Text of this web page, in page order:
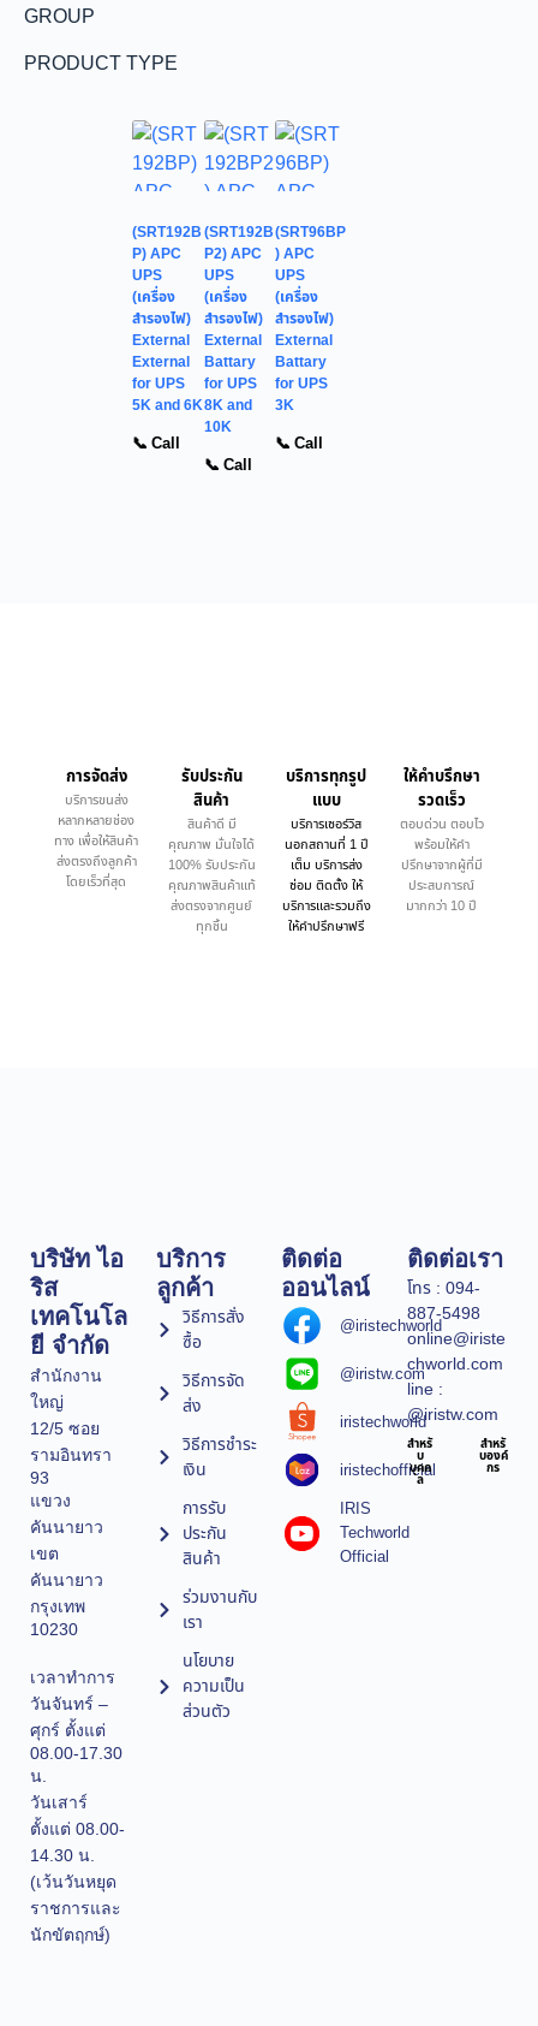
GROUP
PRODUCT TYPE
(SRT192B
P) APC
UPS
(เครื่อง
สำรองไฟ)
External
External
for UPS
5K and 6K
📞 Call
(SRT192B
P2) APC
UPS
(เครื่อง
สำรองไฟ)
External
Battary
for UPS
8K and
10K
📞 Call
(SRT96BP
) APC
UPS
(เครื่อง
สำรองไฟ)
External
Battary
for UPS
3K
📞 Call
การจัดส่ง
บริการขนส่ง
หลากหลายช่อง
ทาง เพื่อให้สินค้า
ส่งตรงถึงลูกค้า
โดยเร็วที่สุด
รับประกัน
สินค้า
สินค้าดี มี
คุณภาพ มั่นใจได้
100% รับประกัน
คุณภาพสินค้าแท้
ส่งตรงจากศูนย์
ทุกชิ้น
บริการทุกรูป
แบบ
บริการเซอร์วิส
นอกสถานที่ 1 ปี
เต็ม บริการส่ง
ซ่อม ติดตั้ง ให้
บริการและรวมถึง
ให้คำปรึกษาฟรี
ให้คำบรึกษา
รวดเร็ว
ตอบด่วน ตอบไว
พร้อมให้คำ
ปรึกษาจากผู้ที่มี
ประสบการณ์
มากกว่า 10 ปี
บริษัท ไอ
ริส
เทคโนโล
ยี จำกัด
สำนักงาน
ใหญ่
12/5 ซอย
รามอินทรา
93
แขวง
คันนายาว
เขต
คันนายาว
กรุงเทพ
10230
เวลาทำการ
วันจันทร์ –
ศุกร์ ตั้งแต่
08.00-17.30
น.
วันเสาร์
ตั้งแต่ 08.00-
14.30 น.
(เว้นวันหยุด
ราชการและ
นักขัตฤกษ์)
บริการ
ลูกค้า
วิธีการสั่ง
ซื้อ
วิธีการจัด
ส่ง
วิธีการชำระ
เงิน
การรับ
ประกัน
สินค้า
ร่วมงานกับ
เรา
นโยบาย
ความเป็น
ส่วนตัว
ติดต่อ
ออนไลน์
@iristechworld
@iristw.com
iristechworld
iristechofficial
IRIS
Techworld
Official
ติดต่อเรา
โทร : 094-
887-5498
online@iriste
chworld.com
line :
@iristw.com
สำหรั
บ
บุคค
ล
สำหรั
บองค์
กร